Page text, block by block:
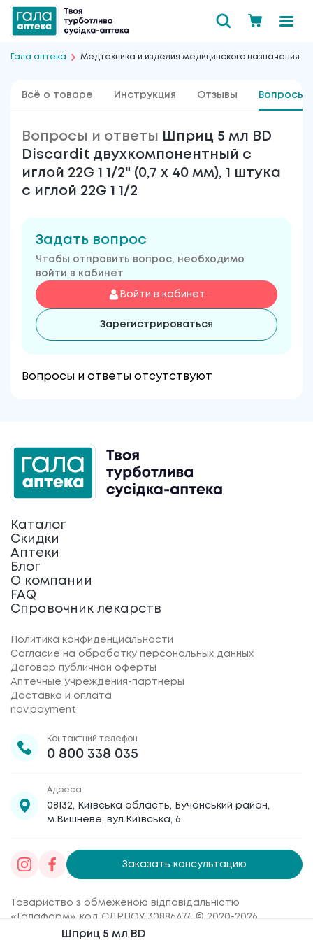
Гала аптека Медтехника и изделия медицинского назначения
Всё о товаре Инструкция Отзывы Вопросы
Вопросы и ответы Шприц 5 мл BD
Discardit двухкомпонентный с
иглой 22G 1 1/2" (0,7 х 40 мм), 1 штука
с иглой 22G 1 1/2
Задать вопрос
Чтобы отправить вопрос, необходимо
войти в кабинет
Войти в кабинет
Зарегистрироваться
Вопросы и ответы отсутствуют
Шприц 5 мл BD
Шприц 5 мл BD
Каталог
Скидки
Аптеки
Блог
О компании
FAQ
Справочник лекарств
Политика конфиденциальности
Согласие на обработку персональных данных
Договор публичной оферты
Аптечные учреждения-партнеры
Доставка и оплата
nav.payment
Контактний телефон
0 800 338 035
Адреса
08132, Київська область, Бучанський район,
м.Вишневе, вул.Київська, 6
Заказать консультацию
Товариство з обмеженою відповідальністю
«Галафарм», код ЄДРПОУ 30886474 © 2020-2026